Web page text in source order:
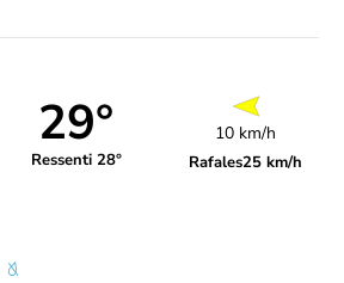
29°
Ressenti 28°
10 km/h
Rafales25 km/h